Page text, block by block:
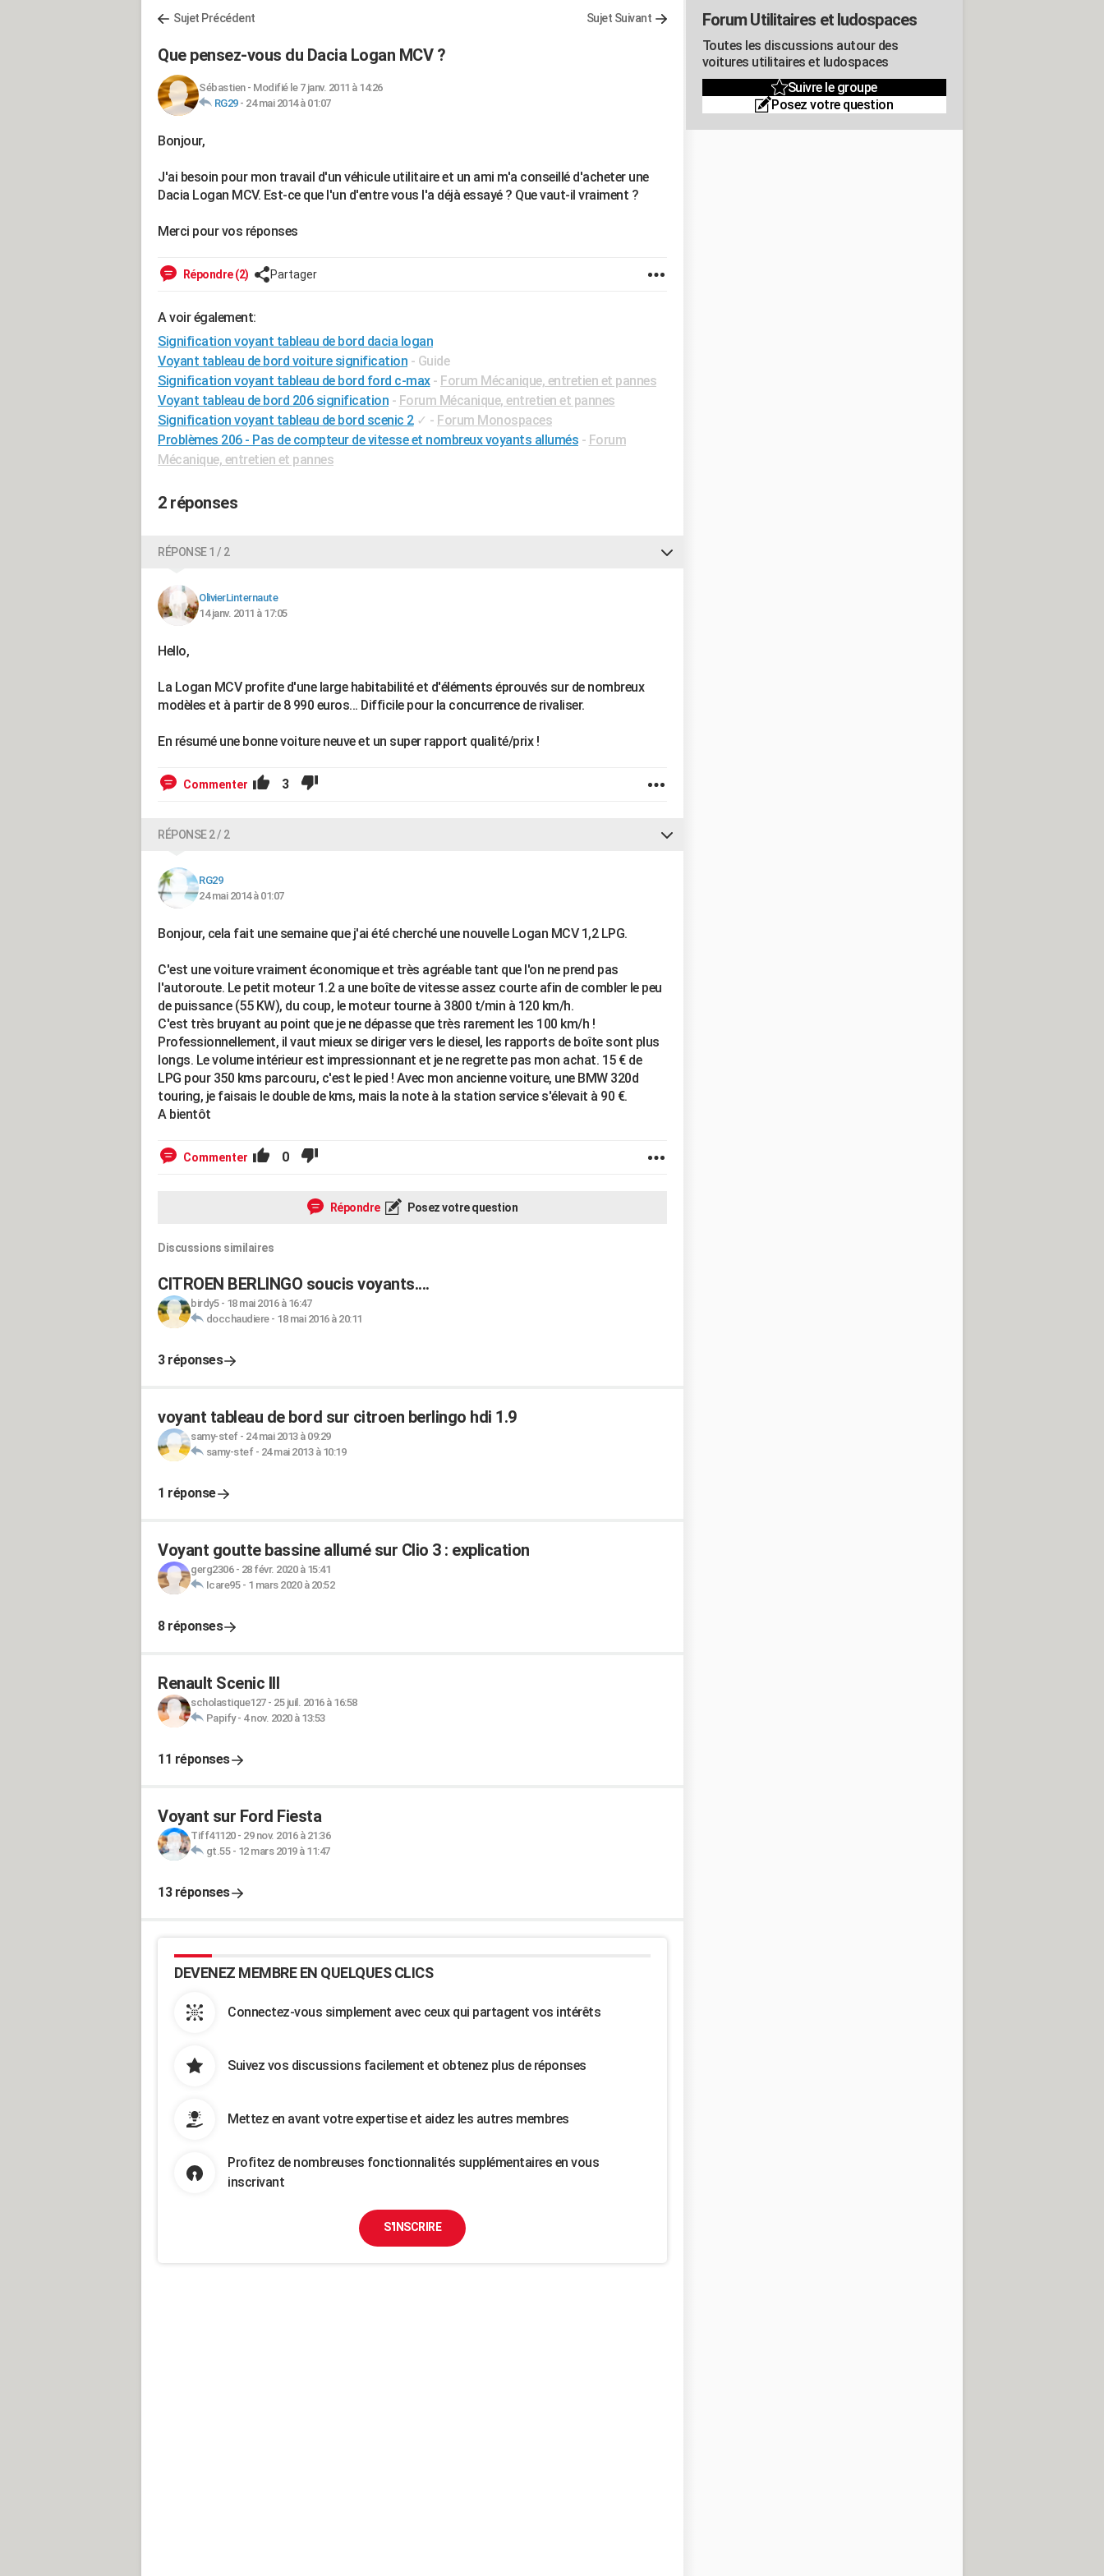
Sujet Précédent Sujet Suivant
Que pensez-vous du Dacia Logan MCV ?
Sébastien- Modifié le 7 janv. 2011 à 14:26
RG29- 24 mai 2014 à 01:07
Bonjour,
J'ai besoin pour mon travail d'un véhicule utilitaire et un ami m'a conseillé d'acheter une
Dacia Logan MCV. Est-ce que l'un d'entre vous l'a déjà essayé ? Que vaut-il vraiment ?
Merci pour vos réponses
Répondre (2) Partager
A voir également:
Signification voyant tableau de bord dacia logan
Voyant tableau de bord voiture signification - Guide
Signification voyant tableau de bord ford c-max - Forum Mécanique, entretien et pannes
Voyant tableau de bord 206 signification - Forum Mécanique, entretien et pannes
Signification voyant tableau de bord scenic 2 ✓ - Forum Monospaces
Problèmes 206 - Pas de compteur de vitesse et nombreux voyants allumés - Forum
Mécanique, entretien et pannes
2 réponses
RÉPONSE 1 / 2
OlivierLinternaute
14 janv. 2011 à 17:05
Hello,
La Logan MCV profite d'une large habitabilité et d'éléments éprouvés sur de nombreux
modèles et à partir de 8 990 euros... Difficile pour la concurrence de rivaliser.
En résumé une bonne voiture neuve et un super rapport qualité/prix !
Commenter 3
RÉPONSE 2 / 2
RG29
24 mai 2014 à 01:07
Bonjour, cela fait une semaine que j'ai été cherché une nouvelle Logan MCV 1,2 LPG.
C'est une voiture vraiment économique et très agréable tant que l'on ne prend pas
l'autoroute. Le petit moteur 1.2 a une boîte de vitesse assez courte afin de combler le peu
de puissance (55 KW), du coup, le moteur tourne à 3800 t/min à 120 km/h.
C'est très bruyant au point que je ne dépasse que très rarement les 100 km/h !
Professionnellement, il vaut mieux se diriger vers le diesel, les rapports de boîte sont plus
longs. Le volume intérieur est impressionnant et je ne regrette pas mon achat. 15 € de
LPG pour 350 kms parcouru, c'est le pied ! Avec mon ancienne voiture, une BMW 320d
touring, je faisais le double de kms, mais la note à la station service s'élevait à 90 €.
A bientôt
Commenter 0
Répondre Posez votre question
Discussions similaires
CITROEN BERLINGO soucis voyants....
birdy5- 18 mai 2016 à 16:47
docchaudiere- 18 mai 2016 à 20:11
3 réponses
voyant tableau de bord sur citroen berlingo hdi 1.9
samy-stef- 24 mai 2013 à 09:29
samy-stef- 24 mai 2013 à 10:19
1 réponse
Voyant goutte bassine allumé sur Clio 3 : explication
gerg2306- 28 févr. 2020 à 15:41
Icare95- 1 mars 2020 à 20:52
8 réponses
Renault Scenic III
scholastique127- 25 juil. 2016 à 16:58
Papify- 4 nov. 2020 à 13:53
11 réponses
Voyant sur Ford Fiesta
Tiff41120- 29 nov. 2016 à 21:36
gt.55- 12 mars 2019 à 11:47
13 réponses
DEVENEZ MEMBRE EN QUELQUES CLICS
Connectez-vous simplement avec ceux qui partagent vos intérêts
Suivez vos discussions facilement et obtenez plus de réponses
Mettez en avant votre expertise et aidez les autres membres
Profitez de nombreuses fonctionnalités supplémentaires en vous
inscrivant
S'INSCRIRE
Forum Utilitaires et ludospaces
Toutes les discussions autour des
voitures utilitaires et ludospaces
Suivre le groupe
Posez votre question